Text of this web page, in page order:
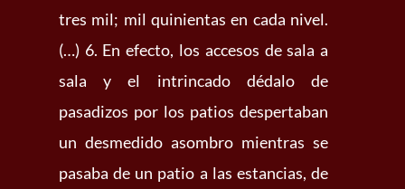
tres mil; mil quinientas en cada nivel.
(…) 6. En efecto, los accesos de sala a
sala y el intrincado dédalo de
pasadizos por los patios despertaban
un desmedido asombro mientras se
pasaba de un patio a las estancias, de